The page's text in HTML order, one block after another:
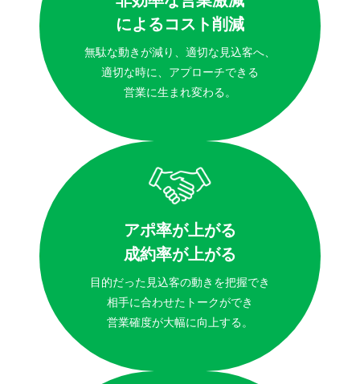
によるコスト削減
無駄な動きが減り、適切な見込客へ、
適切な時に、アプローチできる
営業に生まれ変わる。
アポ率が上がる
成約率が上がる
目的だった見込客の動きを把握でき
相手に合わせたトークができ
営業確度が大幅に向上する。